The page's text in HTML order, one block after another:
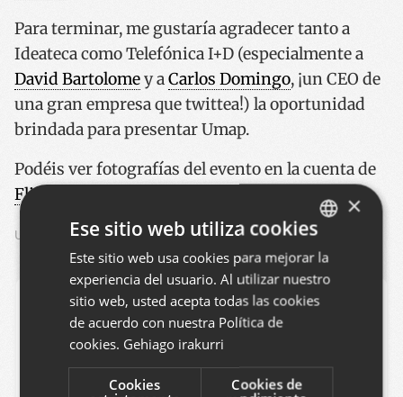
Para terminar, me gustaría agradecer tanto a
Ideateca como Telefónica I+D (especialmente a
David Bartolomey aCarlos Domingo, ¡un CEO de
una gran empresa que twittea!) la oportunidad
brindada para presentar Umap.
Podéis ver fotografías del evento en la cuenta de
Flickr de Ideateca
UMAP TWITTER
Agregar comentario
Puede agregar un comentario llenando el
direcciones web y de correo electrónico se
BASQUE
SPANISH
×
Ese sitio web utiliza cookies
Este sitio web usa cookies para mejorar la
experiencia del usuario. Al utilizar nuestro
sitio web, usted acepta todas las cookies
de acuerdo con nuestra Política de
cookies. Gehiago irakurri
Cookies
Cookies de